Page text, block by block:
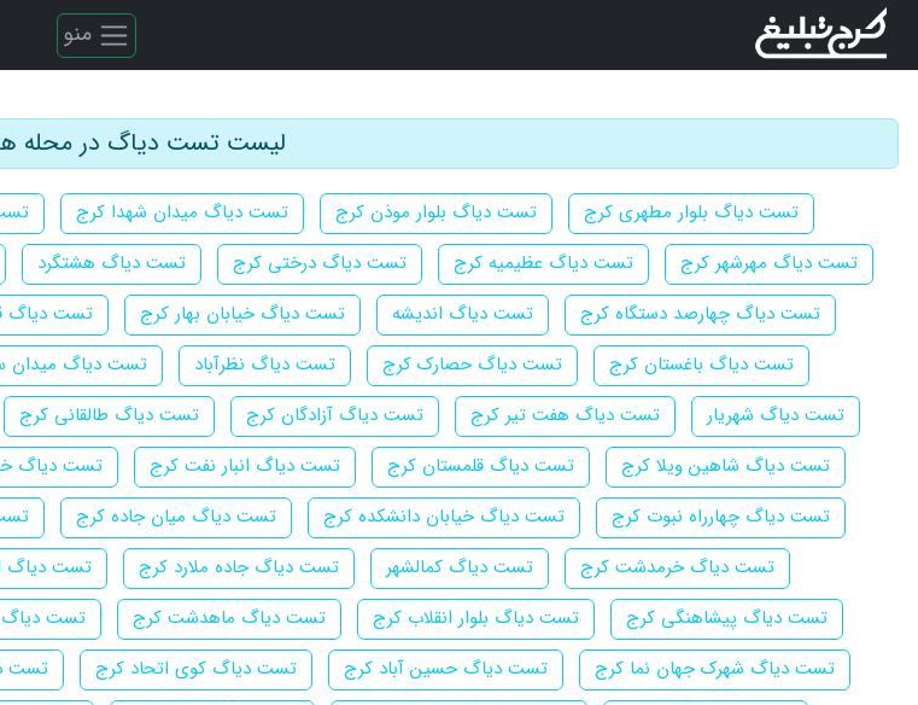
منو
لیست تست دیاگ در محله
تست دیاگ بلوار مطهری کرج تست دیاگ بلوار موذن کرج تست دیاگ میدان شهدا کرج
تست دیاگ مهرشهر کرج
تست دیاگ عظیمیه کرج تست دیاگ درختی کرج تست دیاگ هشتگرد
تست دیاگ چهارصد دستگاه کرج
تست دیاگ اندیشه تست دیاگ خیابان بهار کرج تست دیاگ
تست دیاگ باغستان کرج
تست دیاگ حصارک کرج تست دیاگ نظرآباد تست دیاگ میدان
تست دیاگ شهریار
تست دیاگ هفت تیر کرج تست دیاگ آزادگان کرج تست دیاگ طالقانی کرج
تست دیاگ شاهین ویلا کرج
تست دیاگ قلمستان کرج تست دیاگ انبار نفت کرج تست دیاگ
تست دیاگ چهارراه نبوت کرج
تست دیاگ خیابان دانشکده کرج تست دیاگ میان جاده کرج
تست دیاگ خرمدشت کرج
تست دیاگ کمالشهر تست دیاگ جاده ملارد کرج تست دیاگ
تست دیاگ پیشاهنگی کرج
تست دیاگ بلوار انقلاب کرج تست دیاگ ماهدشت کرج تست دیاگ
تست دیاگ شهرک جهان نما کرج
تست دیاگ حسین آباد کرج تست دیاگ کوی اتحاد کرج تست